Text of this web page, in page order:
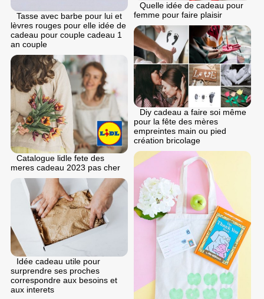
Tasse avec barbe pour lui et
lèvres rouges pour elle idée de
cadeau pour couple cadeau 1
an couple
Quelle idée de cadeau pour
femme pour faire plaisir
Diy cadeau a faire soi même
pour la fête des mères
empreintes main ou pied
création bricolage
Catalogue lidle fete des
meres cadeau 2023 pas cher
Idée cadeau utile pour
surprendre ses proches
correspondre aux besoins et
aux interets